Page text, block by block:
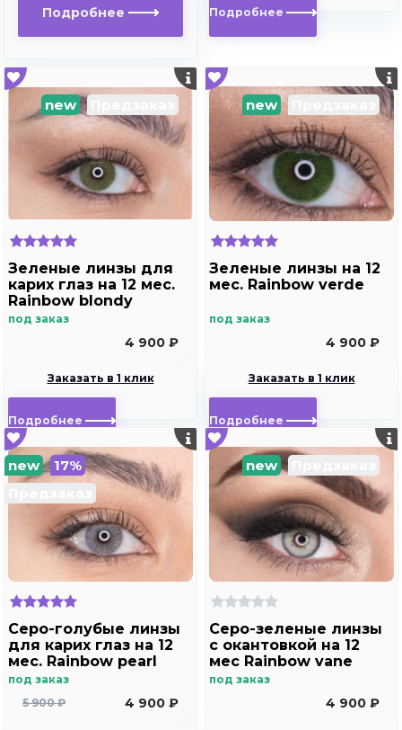
Подробнее Подробнее
new
Зеленые линзы для
карих глаз на 12 мес.
Rainbow blondy
под заказ
4 900 ₽
Заказать в 1 клик
Подробнее
new
Зеленые линзы на 12
мес. Rainbow verde
под заказ
4 900 ₽
Заказать в 1 клик
Подробнее
new
17%
Серо-голубые линзы
для карих глаз на 12
мес. Rainbow pearl
под заказ
5 900 ₽
4 900 ₽
new
Cеро-зеленые линзы
с окантовкой на 12
мес Rainbow vane
под заказ
4 900 ₽